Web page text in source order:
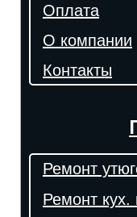
Оплата
О компании
Контакты
Ремонт
Ремонт кух.